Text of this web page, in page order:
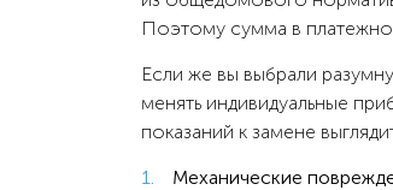
Поэтому сумма в
Если же вы выбрали
менять индивидуальные
показаний к замене
Механические